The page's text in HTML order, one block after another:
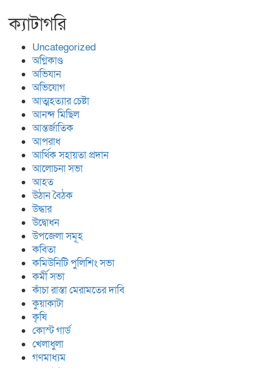
ক্যাটাগরি
Uncategorized
অগ্নিকাণ্ড
অভিযান
অভিযোগ
আত্মহত্যার চেষ্টা
আনন্দ মিছিল
আন্তর্জাতিক
আপরাধ
আর্থিক সহায়তা প্রদান
আলোচনা সভা
আহত
উঠান বৈঠক
উদ্ধার
উদ্বোধন
উপজেলা সমূহ
কবিতা
কমিউনিটি পুলিশিং সভা
কর্মী সভা
কাঁচা রাস্তা মেরামতের দাবি
কুয়াকাটা
কৃষি
কোস্ট গার্ড
খেলাধুলা
গণমাধ্যম